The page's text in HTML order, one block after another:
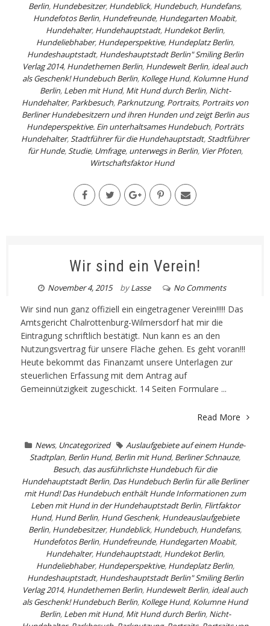
Berlin, Hundebesitzer, Hundeblick, Hundebuch, Hundefans,
Hundefotos Berlin, Hundefreunde, Hundegarten Moabit,
Hundehalter, Hundehauptstadt, Hundekot Berlin,
Hundeliebhaber, Hundeperspektive, Hundeplatz Berlin,
Hundeshauptstadt, Hundeshauptstadt Berlin" Smiling Berlin
Verlag 2014, Hundethemen Berlin, Hundewelt Berlin, ideal auch
als Geschenk! Hundebuch Berlin, Kollege Hund, Kolumne Hund
Berlin, Leben mit Hund, Mit Hund durch Berlin, Nicht-
Hundehalter, Parkbesuch, Parknutzung, Portraits, Portraits von
Berliner Hundebesitzern und ihren Hunden und zeigt Berlin aus
Hundeperspektive. Ein unterhaltsames Hundebuch, Porträts
Hundehalter,Stadtführer für die Hundehauptstadt,Stadtführer
für Hunde,Studie, Umfrage, unterwegs in Berlin, Vier Pfoten,
Wirtschaftsfaktor Hund
Wir sind ein Verein!
November 4, 2015 byLasse No Comments
Wir sind nun ganz offiziell ein eingetragener Verein!!!!! Das
Amtsgericht Chalrottenburg-Wilmersdorf hat mir die
Eintragung schriftlich bestätigt. Nun kann es an den
Nutzungsvertrag für unsere Fläche gehen. Es geht voran!!!
Heute bekommt das Finanzamt unsere Unterlagen zur
steuerlichen Erfassung mit dem Antrag auf
Gemeinnützigkeit zugeschickt. 14 Seiten Formulare ...
Read More
News, Uncategorized
Auslaufgebiete auf einem Hunde-
Stadtplan, Berlin Hund, Berlin mit Hund, Berliner Schnauze,
Besuch, das ausführlichste Hundebuch für die
Hundehauptstadt Berlin, Das Hundebuch Berlin für alle Berliner
mit Hund! Das Hundebuch enthält Hunde Informationen zum
Leben mit Hund in der Hundehauptstadt Berlin, Flirtfaktor
Hund, Hund Berlin, Hund Geschenk, Hundeauslaufgebiete
Berlin, Hundebesitzer, Hundeblick, Hundebuch, Hundefans,
Hundefotos Berlin, Hundefreunde, Hundegarten Moabit,
Hundehalter, Hundehauptstadt, Hundekot Berlin,
Hundeliebhaber, Hundeperspektive, Hundeplatz Berlin,
Hundeshauptstadt, Hundeshauptstadt Berlin" Smiling Berlin
Verlag 2014, Hundethemen Berlin, Hundewelt Berlin, ideal auch
als Geschenk! Hundebuch Berlin, Kollege Hund, Kolumne Hund
Berlin, Leben mit Hund, Mit Hund durch Berlin, Nicht-